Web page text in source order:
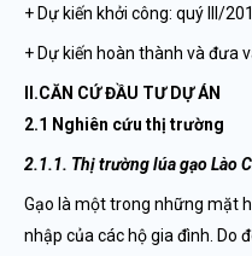
+ Dự kiến khởi công: quý III/
+ Dự kiến hoàn thành và đưa
II.CĂN CỨ ĐẦU TƯ DỰ ÁN
2.1 Nghiên cứu thị trường
2.1.1. Thị trường lúa gạo Lào
Gạo là một trong những mặt
nhập của các hộ gia đình. Do